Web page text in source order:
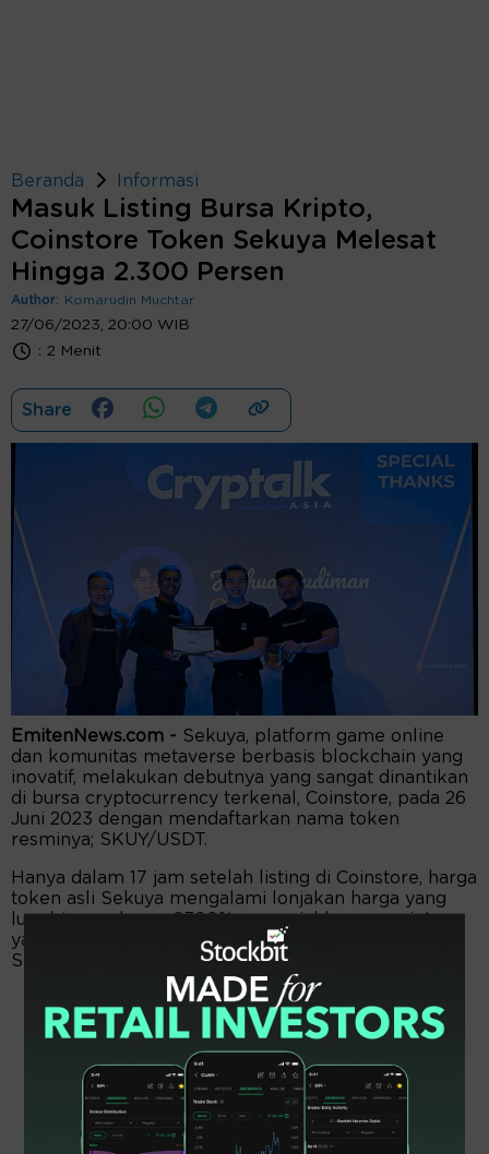
Beranda Informasi
Masuk Listing Bursa Kripto,
Coinstore Token Sekuya Melesat
Hingga 2.300 Persen
Author: Komarudin Muchtar
27/06/2023, 20:00 WIB
: 2 Menit
Share
EmitenNews.com - Sekuya, platform game online
dan komunitas metaverse berbasis blockchain yang
inovatif, melakukan debutnya yang sangat dinantikan
di bursa cryptocurrency terkenal, Coinstore, pada 26
Juni 2023 dengan mendaftarkan nama token
resminya; SKUY/USDT.
Hanya dalam 17 jam setelah listing di Coinstore, harga
token asli Sekuya mengalami lonjakan harga yang
luar biasa sebesar 2300% menunjukkan permintaan
yang kuat dan antusiasme pasar terhadap kehadiran
Sekuya di bursa kripto.